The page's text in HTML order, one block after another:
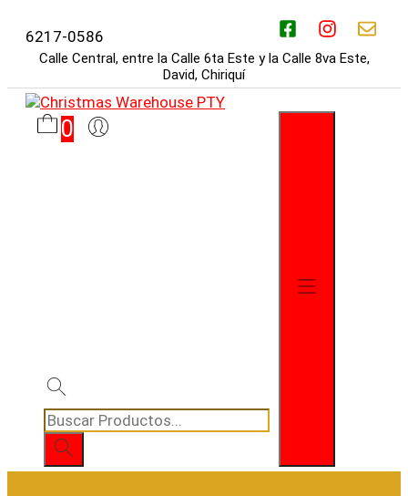
contenido
6217-0586
Calle Central, entre la Calle 6ta Este y la Calle 8va Este,
David, Chiriquí
0
Búsqueda
de
productos